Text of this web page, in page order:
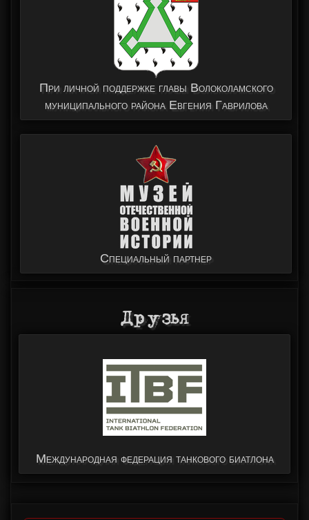
При личной поддержке главы Волоколамского
муниципального района Евгения Гаврилова
Специальный партнер
Друзья
Международная федерация танкового биатлона